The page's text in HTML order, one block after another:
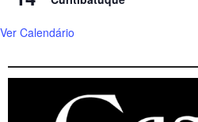
Ver Calendário